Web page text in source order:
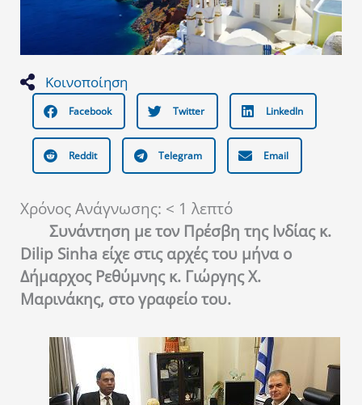
Κοινοποίηση
Facebook Twitter LinkedIn
Reddit Telegram Email
Χρόνος Ανάγνωσης: < 1 λεπτό
Συνάντηση με τον Πρέσβη της Ινδίας κ.
Dilip Sinha είχε στις αρχές του μήνα ο
Δήμαρχος Ρεθύμνης κ. Γιώργης Χ.
Μαρινάκης, στο γραφείο του.